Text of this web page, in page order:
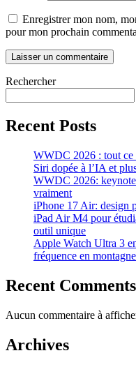
Enregistrer mon nom,
pour mon prochain
Rechercher
Recent Posts
WWDC 2026 : tout ce
Siri dopée à l’IA et
WWDC 2026: keynote
vraiment
iPhone 17 Air: design
iPad Air M4 pour
outil unique
Apple Watch Ultra 3
fréquence en montagne
Recent Comments
Aucun commentaire à
Archives